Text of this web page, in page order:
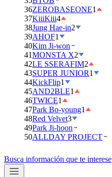
36ZEROBASEONE1
37KiiiKiii4
38Jung Hae-in2
39AHOF1
40Kim Ji-won
41MONSTA X2
42LE SSERAFIM2
43SUPER JUNIOR1
44KickFlip1
45AND2BLE1
46TWICE1
47Park Bo-young1
48Red Velvet3
49Park Ji-hoon
50ALLDAY PROJECT
Busca información que te interese